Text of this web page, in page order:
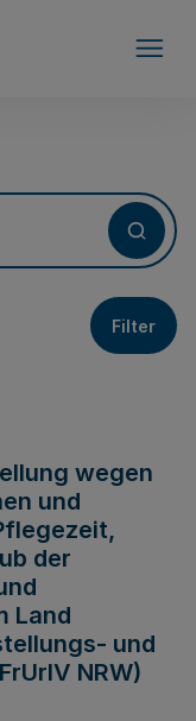
Filter
wegen
und
der
Land
und
NRW)